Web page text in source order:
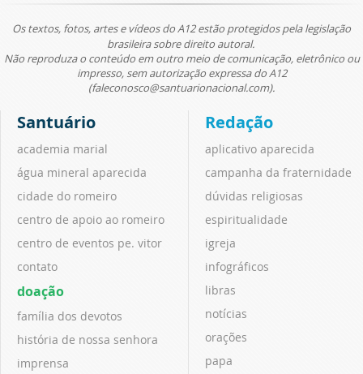
Os textos, fotos, artes e vídeos do A12 estão protegidos pela legislação
brasileira sobre direito autoral.
Não reproduza o conteúdo em outro meio de comunicação, eletrônico ou
impresso, sem autorização expressa do A12
(faleconosco@santuarionacional.com).
Santuário
academia marial
água mineral aparecida
cidade do romeiro
centro de apoio ao romeiro
centro de eventos pe. vitor
contato
doação
família dos devotos
história de nossa senhora
imprensa
Redação
aplicativo aparecida
campanha da fraternidade
dúvidas religiosas
espiritualidade
igreja
infográficos
libras
notícias
orações
papa